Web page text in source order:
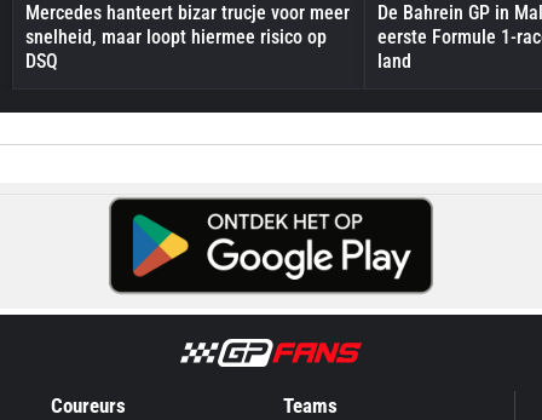
Mercedes hanteert bizar trucje voor meer
snelheid, maar loopt hiermee risico op
DSQ
De Bahrein GP in
eerste Formule 1-
land
Coureurs Teams